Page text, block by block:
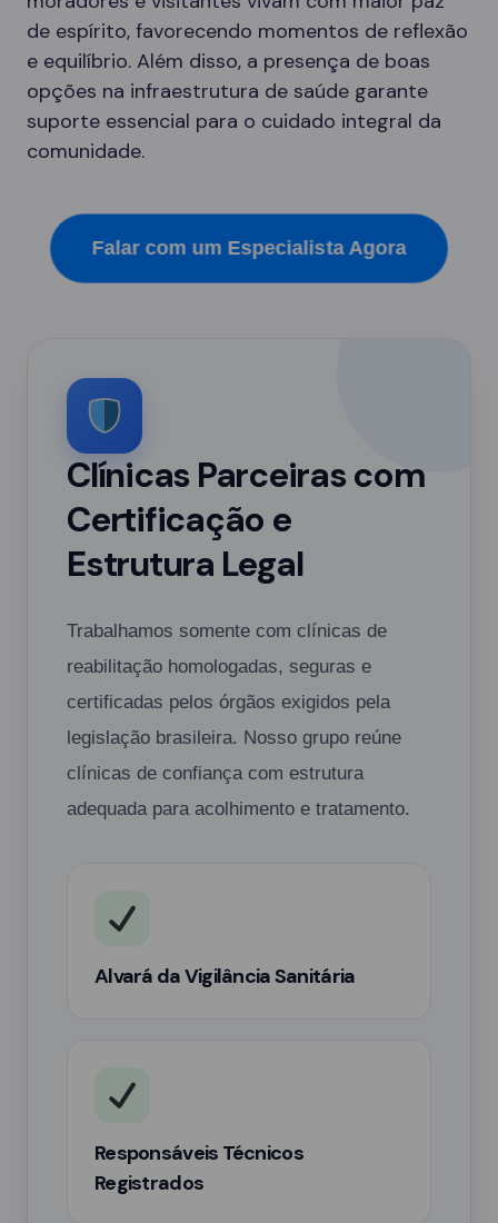
de espírito, favorecendo momentos de reflexão
e equilíbrio. Além disso, a presença de boas
opções na infraestrutura de saúde garante
suporte essencial para o cuidado integral da
comunidade.
Falar com um Especialista Agora
Clínicas Parceiras com
Certificação e
Estrutura Legal
Trabalhamos somente com clínicas de
reabilitação homologadas, seguras e
certificadas pelos órgãos exigidos pela
legislação brasileira. Nosso grupo reúne
clínicas de confiança com estrutura
adequada para acolhimento e tratamento.
Alvará da Vigilância Sanitária
Responsáveis Técnicos
Registrados